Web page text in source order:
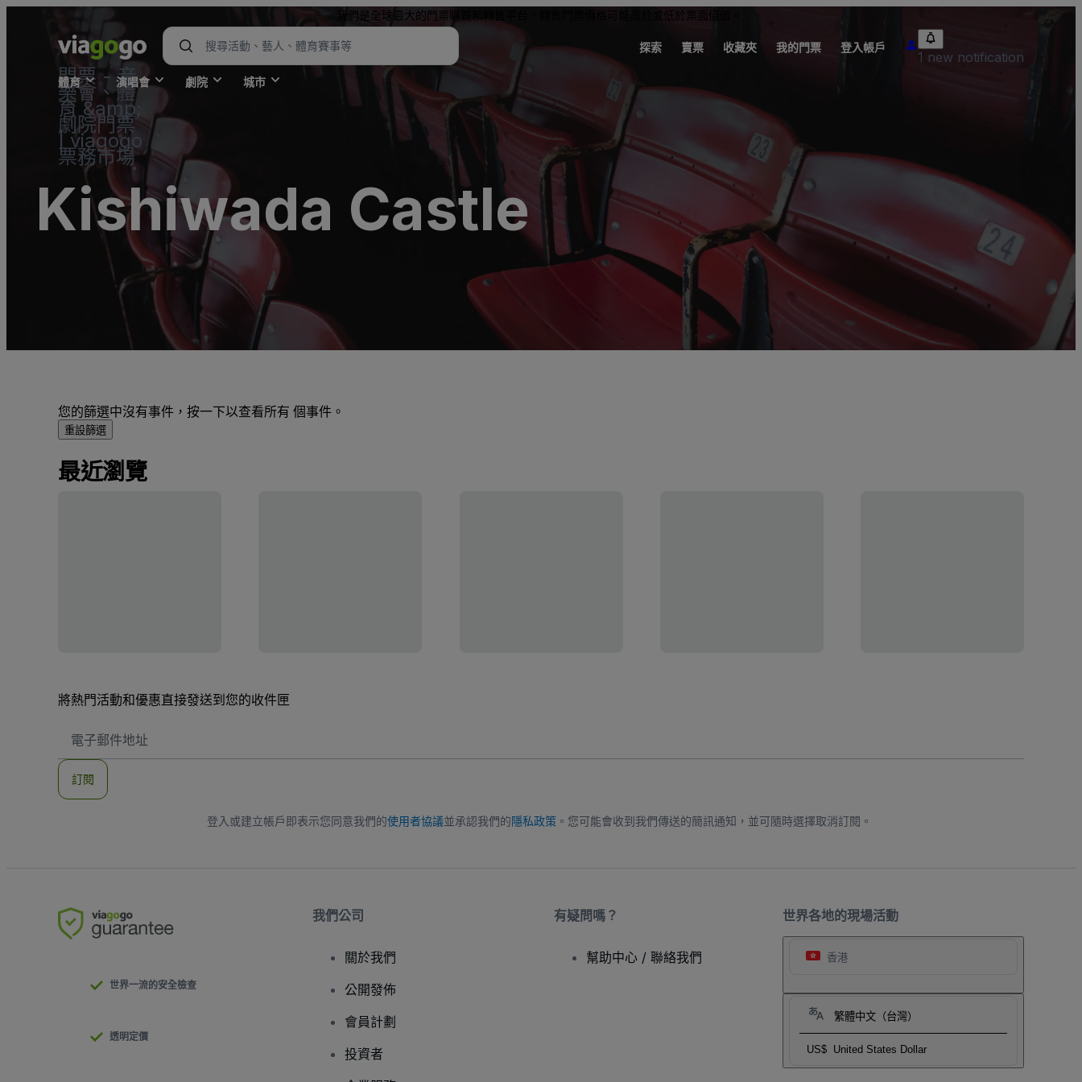
我們是全球最大的門票購買和轉售平台。轉售門票價格可能高於或低於票面價值。
門票 - 音
樂會、體
育 &amp;
劇院門票
| viagogo
票務市場
探索 賣票 收藏夾 我的門票 登入帳戶
1 new notification
體育 演唱會 劇院 城市
Kishiwada Castle
您的篩選中沒有事件，按一下以查看所有 個事件。
重設篩選
最近瀏覽
將熱門活動和優惠直接發送到您的收件匣
子
地
訂閱
登入或建立帳戶即表示您同意我們的使用者協議並承認我們的隱私政策 。您可能會收到我們傳送的簡訊通知，並可隨時選擇取消訂閱。
世界各地的現場活動
香港
繁體中文（台灣）
US$ United States Dollar
世界一流的安全檢查
透明定價
我們公司
關於我們
公開發佈
會員計劃
投資者
有疑問嗎？
幫助中心 / 聯絡我們